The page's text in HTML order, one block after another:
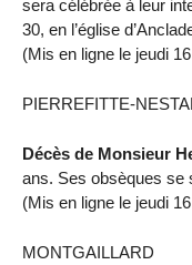
sera célébrée à leur
30, en l’église
(Mis en ligne le jeudi
PIERREFITTE-
Décès de Monsieur
ans. Ses obsèques se
(Mis en ligne le jeudi
MONTGAILLARD